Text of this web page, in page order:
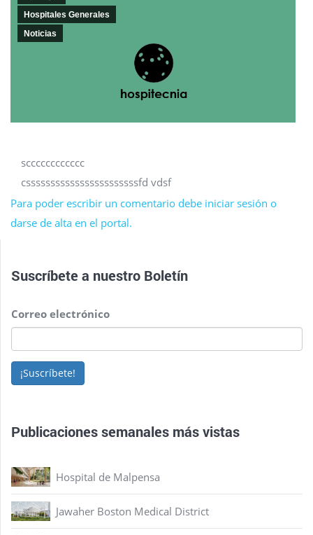
Hospitales Generales
Noticias
scccccccccccc
csssssssssssssssssssssssfd vdsf
Para poder escribir un comentario debe iniciar sesión o
darse de alta en el portal.
Suscríbete a nuestro Boletín
Correo electrónico
¡Suscríbete!
Publicaciones semanales más vistas
Hospital de Malpensa
Jawaher Boston Medical District